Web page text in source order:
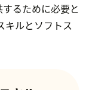
るために必要と
キルとソフトス